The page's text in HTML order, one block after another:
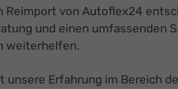
von Autoflex24
und einen umfassenden
weiterhelfen.
Erfahrung im Bereich